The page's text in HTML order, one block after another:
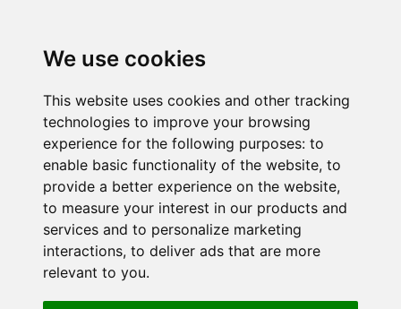
We use cookies
This website uses cookies and other tracking
technologies to improve your browsing
experience for the following purposes: to
enable basic functionality of the website, to
provide a better experience on the website,
to measure your interest in our products and
services and to personalize marketing
interactions, to deliver ads that are more
relevant to you.